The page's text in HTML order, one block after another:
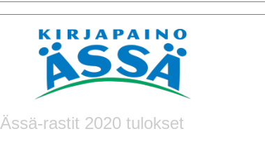
Ässä-rastit 2020 tulokset